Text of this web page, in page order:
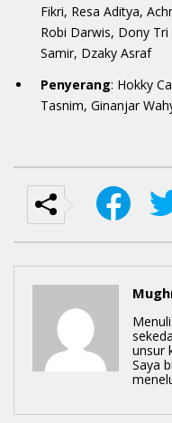
Fikri, Resa Aditya,
Robi Darwis, Dony
Samir, Dzaky Asraf
Penyerang: Hokky
Tasnim, Ginanjar
unsur
Saya